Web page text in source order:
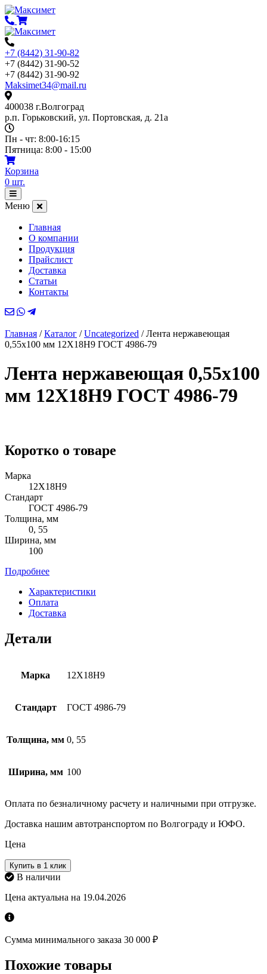
Перейти
к
содержимому
+7 (8442) 31-90-82
+7 (8442) 31-90-52
+7 (8442) 31-90-92
Maksimet34@mail.ru
400038 г.Волгоград
р.п. Горьковский, ул. Портовская, д. 21а
Пн - чт: 8:00-16:15
Пятница: 8:00 - 15:00
Корзина
0 шт.
Открыть
меню
Меню
Главная
О компании
Продукция
Прайслист
Доставка
Статьи
Контакты
Главная /Каталог /Uncategorized /Лента нержавеющая
0,55х100 мм 12Х18Н9 ГОСТ 4986-79
Лента нержавеющая 0,55х100
мм 12Х18Н9 ГОСТ 4986-79
Коротко о товаре
Марка
12Х18Н9
Стандарт
ГОСТ 4986-79
Толщина, мм
0, 55
Ширина, мм
100
Подробнее
Характеристики
Оплата
Доставка
Детали
Марка 12Х18Н9
Стандарт ГОСТ 4986-79
Толщина, мм 0, 55
Ширина, мм 100
Оплата по безналичному расчету и наличными при отгрузке.
Доставка нашим автотранспортом по Волгограду и ЮФО.
Цена
Купить в 1 клик
В наличии
Цена актуальна на 19.04.2026
Сумма минимального заказа 30 000 ₽
Похожие товары